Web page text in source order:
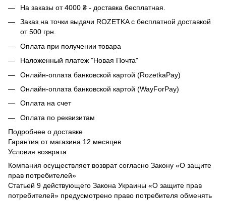
На заказы от 4000 ₴ - доставка бесплатная.
Заказ на точки выдачи ROZETKA с бесплатной доставкой
от 500 грн.
Оплата при получении товара
Наложенный платеж "Новая Почта"
Онлайн-оплата банковской картой (RozetkaPay)
Онлайн-оплата банковской картой (WayForPay)
Оплата на счет
Оплата по реквизитам
Подробнее о доставке
Гарантия от магазина 12 месяцев
Условия возврата
Компания осуществляет возврат согласно Закону «О защите
прав потребителей»
Статьей 9 действующего Закона Украины «О защите прав
потребителей» предусмотрено право потребителя обменять